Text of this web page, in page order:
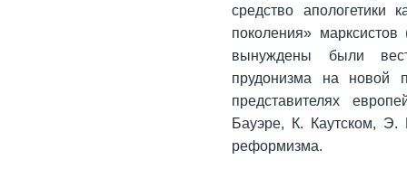
средство апологетики
поколения»
вынуждены были
прудонизма на
представителях
Бауэре, К. Каутском,
реформизма.